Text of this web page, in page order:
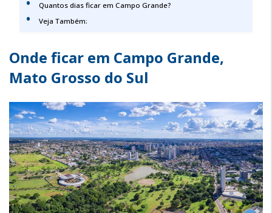
Quantos dias ficar em Campo Grande?
Veja Também:
Onde ficar em Campo Grande,
Mato Grosso do Sul